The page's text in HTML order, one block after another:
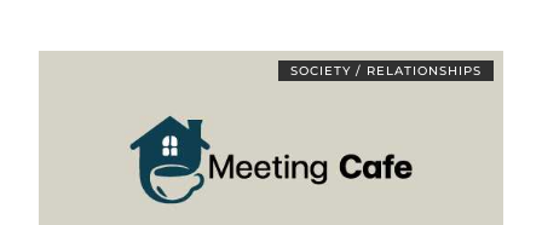
SOCIETY / RELATIONSHIPS